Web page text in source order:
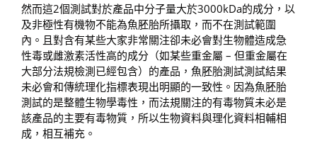
然而這2個測試對於產品中分子量大於3000kDa的成分，以
及非極性有機物不能為魚胚胎所攝取，而不在測試範圍
內。且對含有某些大家非常關注卻未必會對生物體造成急
性毒或雌激素活性高的成分（如某些重金屬 – 但重金屬在
大部分法規檢測已經包含）的產品，魚胚胎測試測試結果
未必會和傳統理化指標表現出明顯的一致性。因為魚胚胎
測試的是整體生物學毒性，而法規關注的有毒物質未必是
該產品的主要有毒物質，所以生物資料與理化資料相輔相
成，相互補充。